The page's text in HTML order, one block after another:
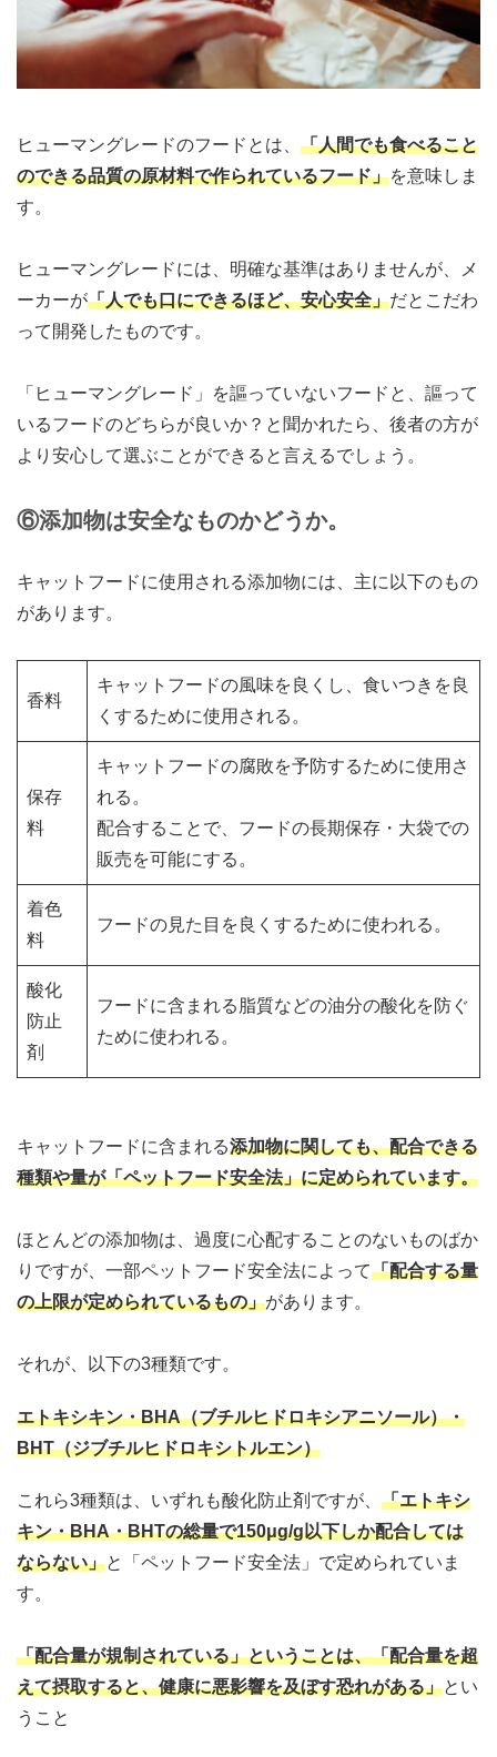
ヒューマングレードのフードとは、 「人間でも食べること
のできる品質の原材料で作られているフード」を意味しま
す。
ヒューマングレードには、明確な基準はありませんが、メ
ーカーが「人でも口にできるほど、安心安全」だとこだわ
って開発したものです。
「ヒューマングレード」を謳っていないフードと、謳って
いるフードのどちらが良いか？と聞かれたら、後者の方が
より安心して選ぶことができると言えるでしょう。
⑥添加物は安全なものかどうか。
キャットフードに使用される添加物には、主に以下のもの
があります。
香料
キャットフードの風味を良くし、食いつきを良
くするために使用される。
保存
料
キャットフードの腐敗を予防するために使用さ
れる。
配合することで、フードの長期保存・大袋での
販売を可能にする。
着色
料
フードの見た目を良くするために使われる。
酸化
防止
剤
フードに含まれる脂質などの油分の酸化を防ぐ
ために使われる。
キャットフードに含まれる添加物に関しても、配合できる
種類や量が「ペットフード安全法」に定められています。
ほとんどの添加物は、過度に心配することのないものばか
りですが、一部ペットフード安全法によって「配合する量
の上限が定められているもの」があります。
それが、以下の3種類です。
エトキシキン・BHA（ブチルヒドロキシアニソール）・
BHT（ジブチルヒドロキシトルエン）
これら3種類は、いずれも酸化防止剤ですが、 「エトキシ
キン・BHA・BHTの総量で150μg/g以下しか配合しては
ならない」と「ペットフード安全法」で定められていま
す。
「配合量が規制されている」ということは、「配合量を超
えて摂取すると、健康に悪影響を及ぼす恐れがある」とい
うこと